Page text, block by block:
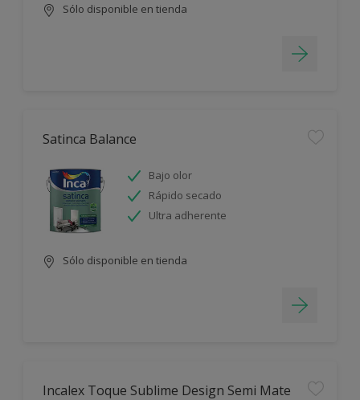
Sólo disponible en tienda
Satinca Balance
Bajo olor
Rápido secado
Ultra adherente
Sólo disponible en tienda
Incalex Toque Sublime Design Semi Mate